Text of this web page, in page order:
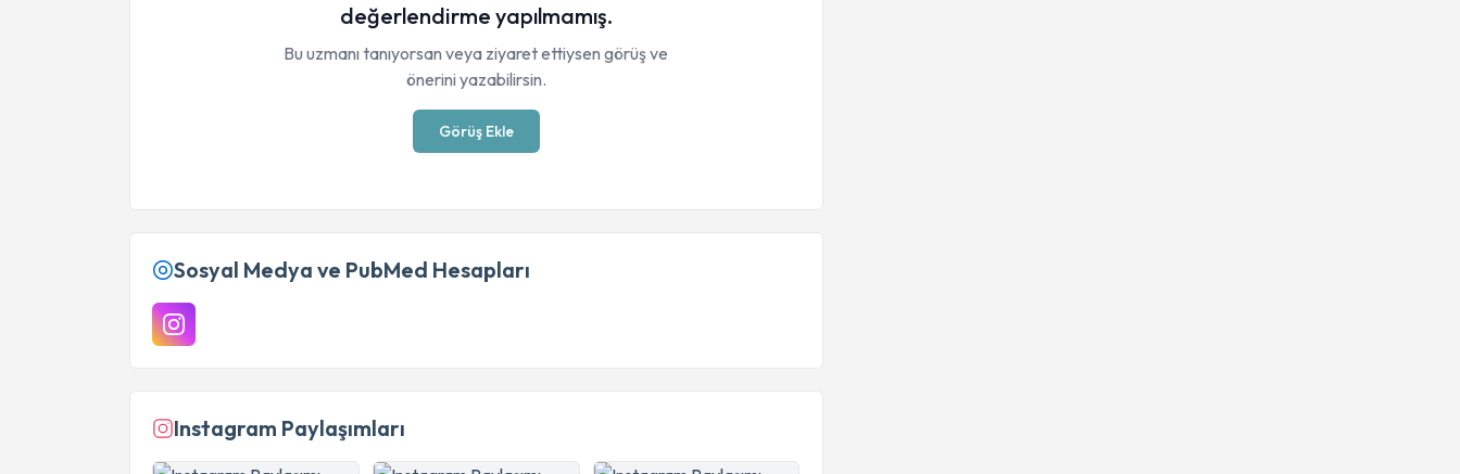
değerlendirme yapılmamış.
Bu uzmanı tanıyorsan veya ziyaret ettiysen görüş ve
önerini yazabilirsin.
Görüş Ekle
Sosyal Medya ve PubMed Hesapları
Instagram Paylaşımları